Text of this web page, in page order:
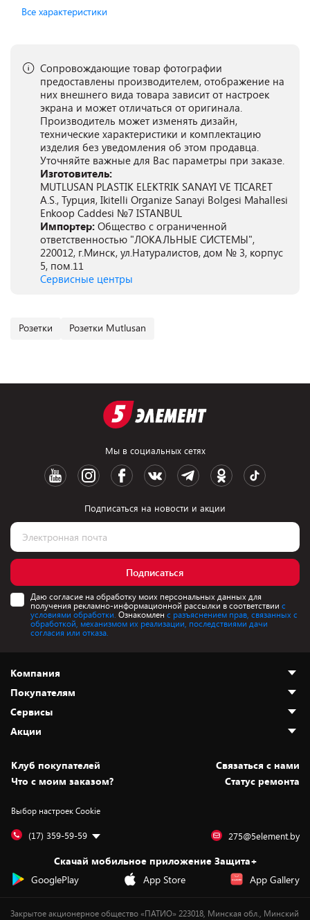
Все характеристики
Сопровождающие товар фотографии
предоставлены производителем, отображение на
них внешнего вида товара зависит от настроек
экрана и может отличаться от оригинала.
Производитель может изменять дизайн,
технические характеристики и комплектацию
изделия без уведомления об этом продавца.
Уточняйте важные для Вас параметры при заказе.
Изготовитель:
MUTLUSAN PLASTIK ELEKTRIK SANAYI VE TICARET
A.S., Турция, Ikitelli Organize Sanayi Bolgesi Mahallesi
Enkoop Caddesi №7 ISTANBUL
Импортер: Общество с ограниченной
ответственностью "ЛОКАЛЬНЫЕ СИСТЕМЫ",
220012, г.Минск, ул.Натуралистов, дом № 3, корпус
5, пом.11
Сервисные центры
Розетки Розетки Mutlusan
Мы в социальных сетях
Подписаться на новости и акции
Подписаться
Даю согласие на обработку моих персональных данных для
получения рекламно-информационной рассылки в соответствии с
условиями обработки. Ознакомлен с разъяснением прав, связанных с
обработкой, механизмом их реализации, последствиями дачи
согласия или отказа.
Компания
О нас
Адреса магазинов
Новости
Статьи и обзоры
Вакансии
Дай пять добру!
Покупателям
Как сделать заказ
Оплата и доставка
Безналичный расчёт
Обмен и возврат товара
Обработка персональных данных
Подарочные карты
Сервисы
Установка техники
Для игровых консолей
Для мобильных устройств
Для компьютеров
Сервисные центры
Акции
Скидки и промокоды
Белорусские товары
Бонусы
Оплата частями
Уценка
Клуб покупателей
Cвязаться с нами
Что с моим заказом?
Статус ремонта
Выбор настроек Cookie
(17) 359-59-59 275@5element.by
Скачай мобильное приложение Защита+
GooglePlay
App Store App Gallery
Закрытое акционерное общество «ПАТИО» 223018, Минская обл., Минский